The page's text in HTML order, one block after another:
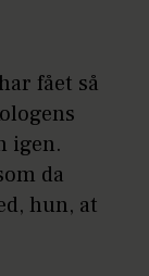
fået så
igen.
da
hun, at